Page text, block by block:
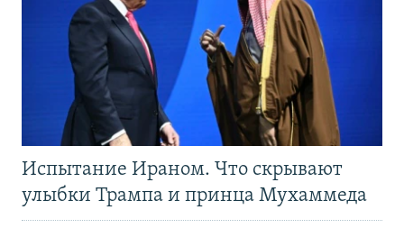
Испытание Ираном. Что скрывают
улыбки Трампа и принца Мухаммеда